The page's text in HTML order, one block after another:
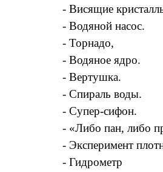
- Висящие
- Водяной насос.
- Торнадо,
- Водяное ядро.
- Вертушка.
- Спираль воды.
- Супер-сифон.
- «Либо пан, либо
- Эксперимент
- Гидрометр